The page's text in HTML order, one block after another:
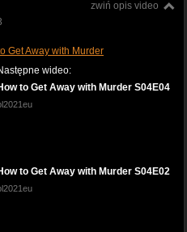
zwiń opis video
Get Away with Murder
wideo:
to Get Away with Murder S04E04
to Get Away with Murder S04E02